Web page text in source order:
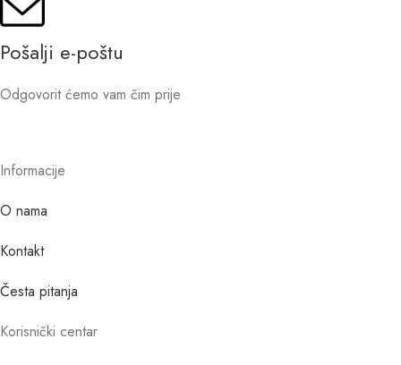
Pošalji e-poštu
Odgovorit ćemo vam čim prije
Informacije
O nama
Kontakt
Česta pitanja
Korisnički centar